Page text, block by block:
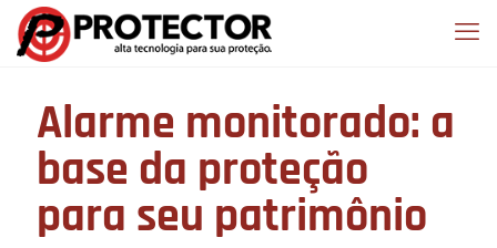
Alarme monitorado: a
base da proteção
para seu patrimônio